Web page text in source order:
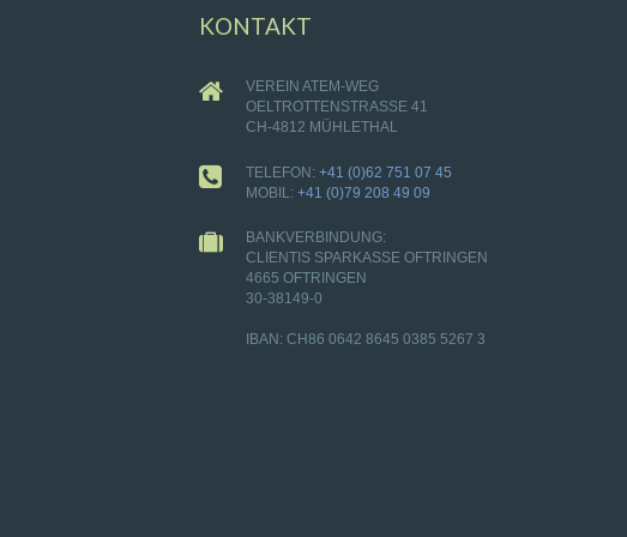
KONTAKT
VEREIN ATEM-WEG
OELTROTTENSTRASSE 41
CH-4812 MÜHLETHAL
TELEFON: +41 (0)62 751 07 45
MOBIL: +41 (0)79 208 49 09
BANKVERBINDUNG:
CLIENTIS SPARKASSE OFTRINGEN
4665 OFTRINGEN
30-38149-0
IBAN: CH86 0642 8645 0385 5267 3